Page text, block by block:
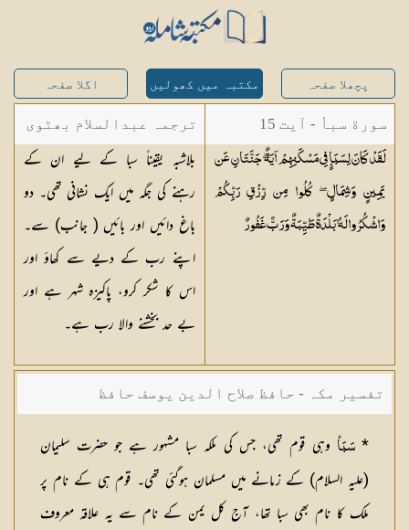
پچھلا صفحہ مکتبہ میں کھولیں اگلا صفحہ
سورة سبأ - آیت 15
لَقَدْ كَانَ لِسَبَإٍ فِي مَسْكَنِهِمْ آيَةٌ ۖ جَنَّتَانِ عَن
يَمِينٍ وَشِمَالٍ ۖ كُلُوا مِن رِّزْقِ رَبِّكُمْ
وَاشْكُرُوا لَهُ ۚ بَلْدَةٌ طَيِّبَةٌ وَرَبٌّغَفُورٌ
ترجمہ عبدالسلام بھٹوی
- عبدالسلام بن محمد
بلاشبہ یقیناً سبا کے لیے ان کے
رہنے کی جگہ میں ایک نشانی تھی۔ دو
باغ دائیں اور بائیں ( جانب) سے۔
اپنے رب کے دیے سے کھاؤ اور
اس کا شکر کرو، پاکیزہ شہر ہے اور
بے حد بخشنے والا رب ہے۔
تفسیر مکہ - حافظ صلاح الدین یوسف حافظ
*سَبَأ وہی قوم تھی، جس کی ملکہ سبا مشہور ہے جو حضرت سلیمان
(عليہ السلام) کے زمانے میں مسلمان ہوگئی تھی۔ قوم ہی کے نام پر
ملک کا نام بھی سبا تھا، آج کل یمن کے نام سے یہ علاقہ معروف